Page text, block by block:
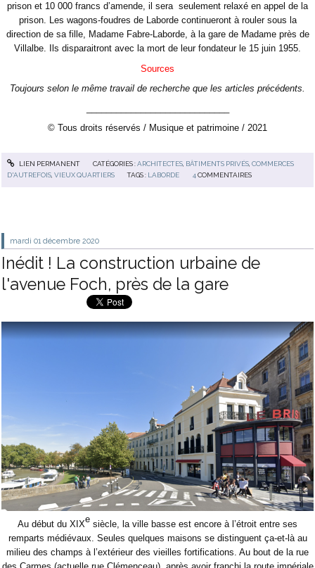
prison et 10 000 francs d’amende, il sera seulement relaxé en appel de la
prison. Les wagons-foudres de Laborde continueront à rouler sous la
direction de sa fille, Madame Fabre-Laborde, à la gare de Madame près de
Villalbe. Ils disparaitront avec la mort de leur fondateur le 15 juin 1955.
Sources
Toujours selon le même travail de recherche que les articles précédents.
© Tous droits réservés / Musique et patrimoine / 2021
LIEN PERMANENT CATÉGORIES :ARCHITECTES, BÂTIMENTS PRIVÉS, COMMERCES
D'AUTREFOIS,VIEUX QUARTIERS TAGS : LABORDE 4 COMMENTAIRES
mardi 01 décembre 2020
Inédit ! La construction urbaine de
l'avenue Foch, près de la gare
Au début du XIXe siècle, la ville basse est encore à l’étroit entre ses
remparts médiévaux. Seules quelques maisons se distinguent ça-et-là au
milieu des champs à l’extérieur des vieilles fortifications. Au bout de la rue